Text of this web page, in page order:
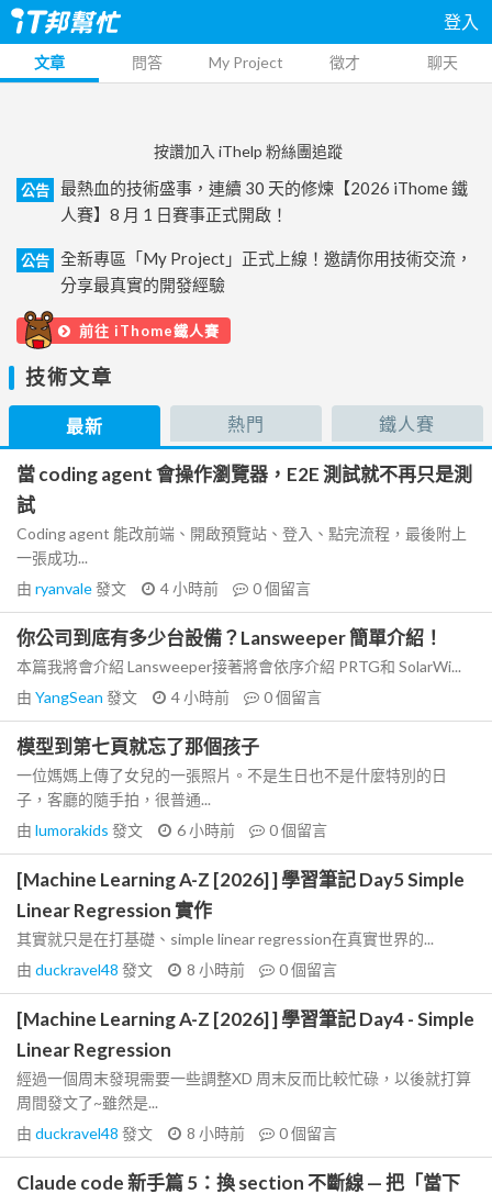
登入
文章 問答 My Project 徵才 聊天
按讚加入 iThelp 粉絲團追蹤
公告
最熱血的技術盛事，連續 30 天的修煉【2026 iThome 鐵
人賽】8 月 1 日賽事正式開啟！
公告
全新專區「My Project」正式上線！邀請你用技術交流，
分享最真實的開發經驗
前往 iThome鐵人賽
技術文章
最新 熱門 鐵人賽
當 coding agent 會操作瀏覽器，E2E 測試就不再只是測
試
Coding agent 能改前端、開啟預覽站、登入、點完流程，最後附上
一張成功...
由 ryanvale發文 4 小時前 0個留言
你公司到底有多少台設備？Lansweeper 簡單介紹！
本篇我將會介紹 Lansweeper接著將會依序介紹 PRTG和 SolarWi...
由 YangSean 發文 4 小時前 0個留言
模型到第七頁就忘了那個孩子
一位媽媽上傳了女兒的一張照片。不是生日也不是什麼特別的日
子，客廳的隨手拍，很普通...
由 lumorakids 發文 6 小時前 0個留言
[Machine Learning A-Z [2026] ] 學習筆記 Day5 Simple
Linear Regression 實作
其實就只是在打基礎、simple linear regression在真實世界的...
由 duckravel48 發文 8 小時前 0個留言
[Machine Learning A-Z [2026] ] 學習筆記 Day4 - Simple
Linear Regression
經過一個周末發現需要一些調整XD 周末反而比較忙碌，以後就打算
周間發文了~雖然是...
由 duckravel48 發文 8 小時前 0個留言
Claude code 新手篇 5：換 section 不斷線 — 把「當下